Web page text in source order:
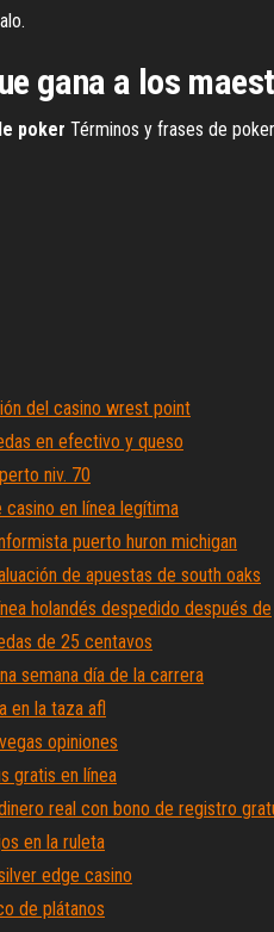
gana a los
poker Términos y frases de
del casino wrest point
en efectivo y queso
niv. 70
en línea legítima
puerto huron michigan
de apuestas de south oaks
holandés despedido después de
de 25 centavos
semana día de la carrera
en la taza afl
opiniones
gratis en línea
real con bono de registro
en la ruleta
edge casino
de plátanos